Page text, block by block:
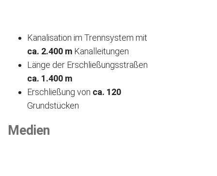
Kanalisation im Trennsystem mit
ca. 2.400 m Kanalleitungen
Länge der Erschließungsstraßen
ca. 1.400 m
Erschließung von ca. 120
Grundstücken
Medien